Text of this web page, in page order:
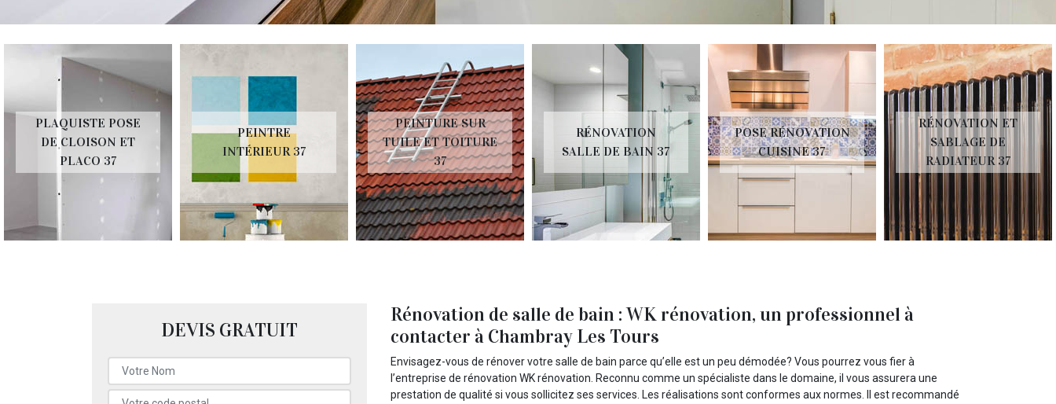
PLAQUISTE POSE
DE CLOISON ET
PLACO 37
PEINTRE
INTÉRIEUR 37
PEINTURE SUR
TUILE ET TOITURE
37
RÉNOVATION
SALLE DE BAIN 37
POSE RÉNOVATION
CUISINE 37
RÉNOVATION ET
SABLAGE DE
RADIATEUR 37
DEVIS GRATUIT
Rénovation de salle de bain : WK rénovation, un professionnel à
contacter à Chambray Les Tours
Envisagez-vous de rénover votre salle de bain parce qu’elle est un peu démodée? Vous pourrez vous fier à
l’entreprise de rénovation WK rénovation. Reconnu comme un spécialiste dans le domaine, il vous assurera une
prestation de qualité si vous sollicitez ses services. Les réalisations sont conformes aux normes. Il est recommandé